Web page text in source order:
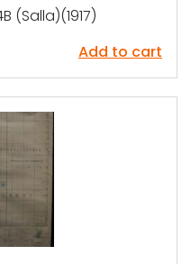
(Salla)(1917)
Add to cart